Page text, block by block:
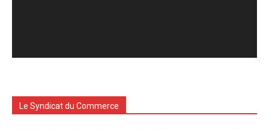
Le Syndicat du Commerce